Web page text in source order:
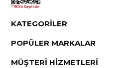
KATEGORİLER
POPÜLER MARKALAR
MÜŞTERİ HİZMETLERİ